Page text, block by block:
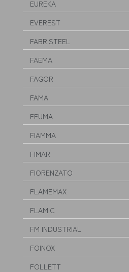
EUREKA
EVEREST
FABRISTEEL
FAEMA
FAGOR
FAMA
FEUMA
FIAMMA
FIMAR
FIORENZATO
FLAMEMAX
FLAMIC
FM INDUSTRIAL
FOINOX
FOLLETT